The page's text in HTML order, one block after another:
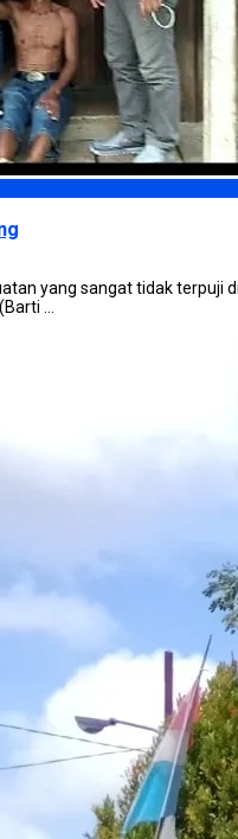
yang sangat tidak
...